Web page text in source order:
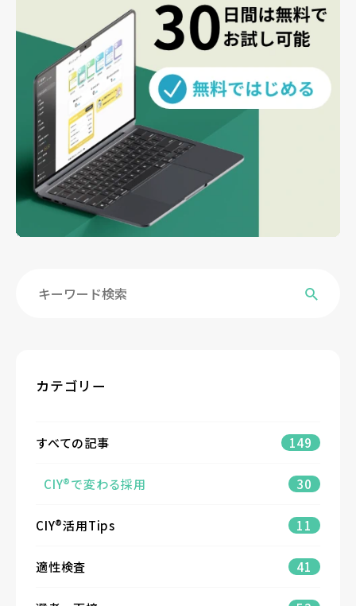
カテゴリー
すべての記事 149
CIY®で変わる採用 30
CIY®活用Tips 11
適性検査 41